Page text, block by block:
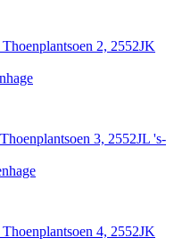
2, 2552JK
3, 2552JL 's-
4, 2552JK